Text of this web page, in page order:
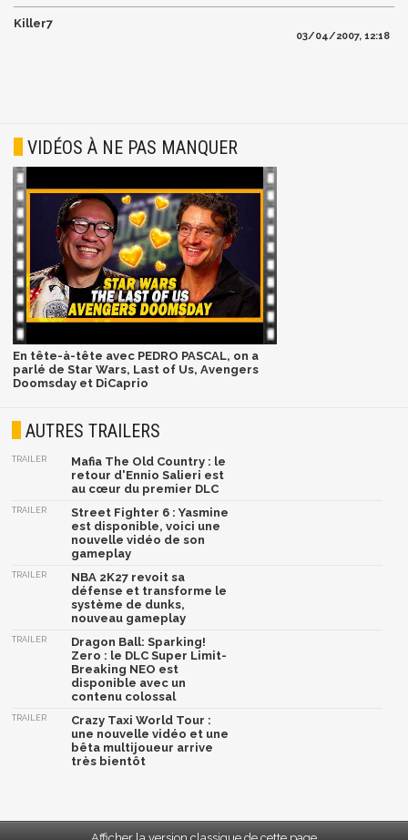
Killer7
03/04/2007, 12:18
VIDÉOS À NE PAS MANQUER
En tête-à-tête avec PEDRO PASCAL, on a
parlé de Star Wars, Last of Us, Avengers
Doomsday et DiCaprio
AUTRES TRAILERS
TRAILER
Mafia The Old Country : le
retour d'Ennio Salieri est
au cœur du premier DLC
TRAILER
Street Fighter 6 : Yasmine
est disponible, voici une
nouvelle vidéo de son
gameplay
TRAILER
NBA 2K27 revoit sa
défense et transforme le
système de dunks,
nouveau gameplay
TRAILER
Dragon Ball: Sparking!
Zero : le DLC Super Limit-
Breaking NEO est
disponible avec un
contenu colossal
TRAILER
Crazy Taxi World Tour :
une nouvelle vidéo et une
bêta multijoueur arrive
très bientôt